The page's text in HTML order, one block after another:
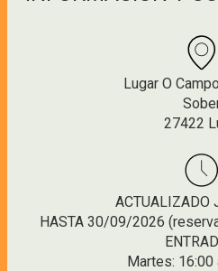
Lugar O
27422
ACTUALIZADO
HASTA 30/09/2026
Martes: 16:00